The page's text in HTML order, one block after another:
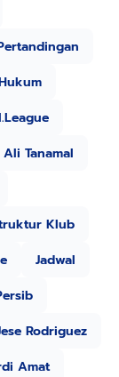
Tanamal
Klub
Jadwal
Rodriguez
Amat